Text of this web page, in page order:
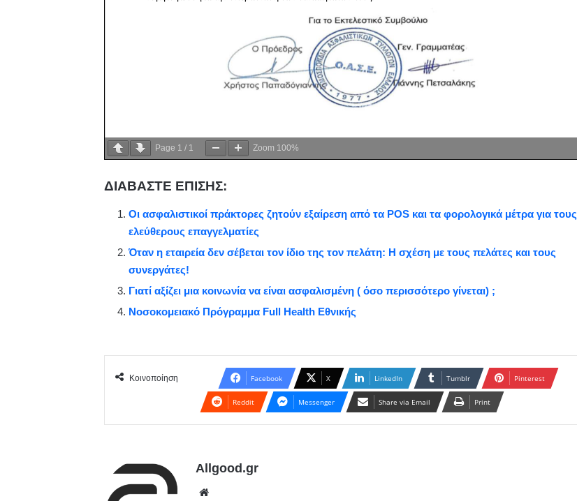
Page 1 / 1 Zoom 100%
ΔΙΑΒΑΣΤΕ ΕΠΙΣΗΣ:
Οι ασφαλιστικοί πράκτορες ζητούν εξαίρεση από τα POS και τα φορολογικά μέτρα για τους
ελεύθερους επαγγελματίες
Όταν η εταιρεία δεν σέβεται τον ίδιο της τον πελάτη: Η σχέση με τους πελάτες και τους
συνεργάτες!
Γιατί αξίζει μια κοινωνία να είναι ασφαλισμένη ( όσο περισσότερο γίνεται) ;
Νοσοκομειακό Πρόγραμμα Full Health Εθνικής
Κοινοποίηση Facebook X LinkedIn Tumblr Pinterest
Reddit Messenger Share via Email Print
Allgood.gr